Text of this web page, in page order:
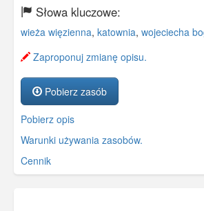
Słowa kluczowe:
wieża więzienna, katownia, wojeciecha
Zaproponuj zmianę opisu.
Pobierz zasób
Pobierz opis
Warunki używania zasobów.
Cennik